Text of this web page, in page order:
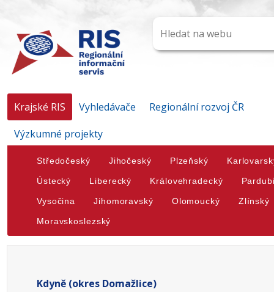
Krajské RIS Vyhledávače
Regionální rozvoj ČR
Výzkumné projekty
Středočeský Jihočeský Plzeňský
Ústecký Liberecký Královehradecký
Vysočina Jihomoravský Olomoucký Zlínský
Moravskoslezský
Kdyně (okres Domažlice)